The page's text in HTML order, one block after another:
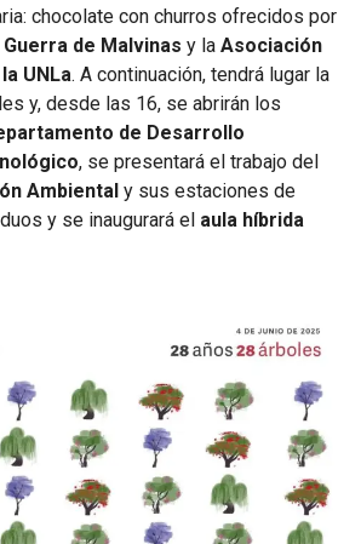
chocolate con churros ofrecidos por
de Malvinas y la Asociación
UNLa. A continuación, tendrá lugar la
y, desde las 16, se abrirán los
de Desarrollo
, se presentará el trabajo del
Ambiental y sus estaciones de
y se inaugurará el aula híbrida